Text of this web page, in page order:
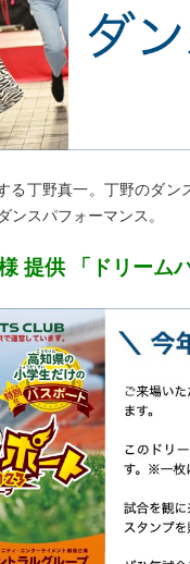
る丁野真一。丁野のダ
ンスパフォーマンス。
提供 「ドリーム